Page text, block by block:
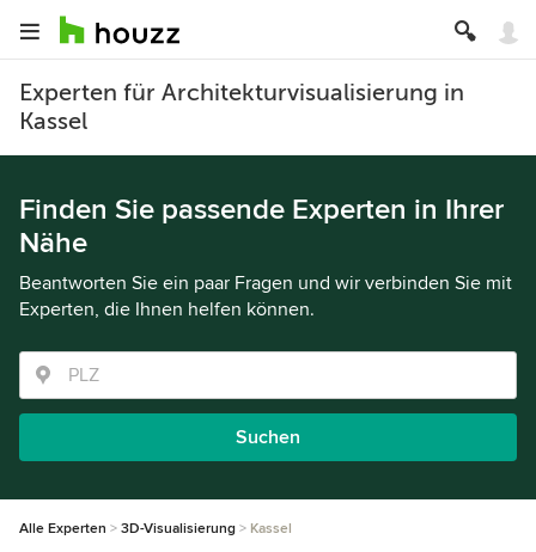
Experten für Architekturvisualisierung in
Kassel
Finden Sie passende Experten in Ihrer
Nähe
Beantworten Sie ein paar Fragen und wir verbinden Sie mit
Experten, die Ihnen helfen können.
Suchen
Alle Experten 3D-Visualisierung Kassel